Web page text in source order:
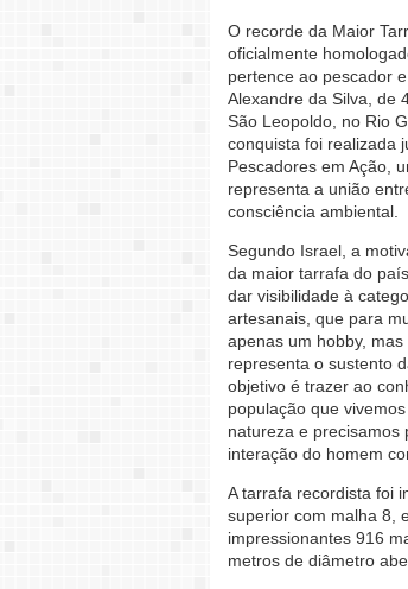
O recorde da Maior
oficialmente
pertence ao pescador
Alexandre da Silva, de
São Leopoldo, no Rio
conquista foi realizada
Pescadores em Ação,
representa a união
consciência ambiental.
Segundo Israel, a
da maior tarrafa do
dar visibilidade à
artesanais, que para
apenas um hobby,
representa o sustento
objetivo é trazer ao
população que
natureza e precisamos
interação do homem
A tarrafa recordista foi
superior com malha 8,
impressionantes 916
metros de diâmetro